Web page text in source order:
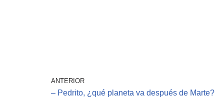
ANTERIOR
– Pedrito, ¿qué planeta va después de Marte?